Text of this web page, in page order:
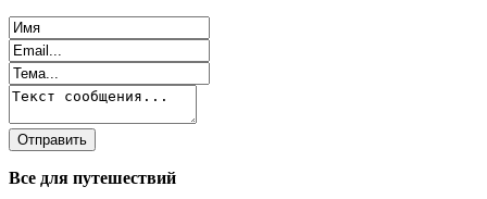
Все для путешествий